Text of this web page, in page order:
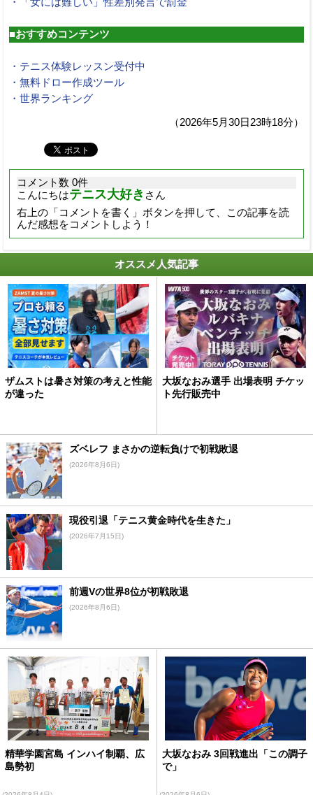
■おすすめコンテンツ
・テニス体験レッスン受付中
・無料ドロー作成ツール
・世界ランキング
（2026年5月30日23時18分）
コメント数 0件
こんにちはテニス大好き さん
右上の「コメントを書く」ボタンを押して、この記事を読
んだ感想をコメントしよう！
オススメ人気記事
ザムストは暑さ対策の考えと性能
が違った
大坂なおみ選手 出場表明 チケッ
ト先行販売中
ズベレフ まさかの逆転負けで初戦敗退
(2026年8月6日)
現役引退「テニス黄金時代を生きた」
(2026年7月15日)
前週Vの世界8位が初戦敗退
(2026年8月6日)
精華学園宮島 インハイ制覇、広
島勢初
大坂なおみ 3回戦進出「この調子
で」